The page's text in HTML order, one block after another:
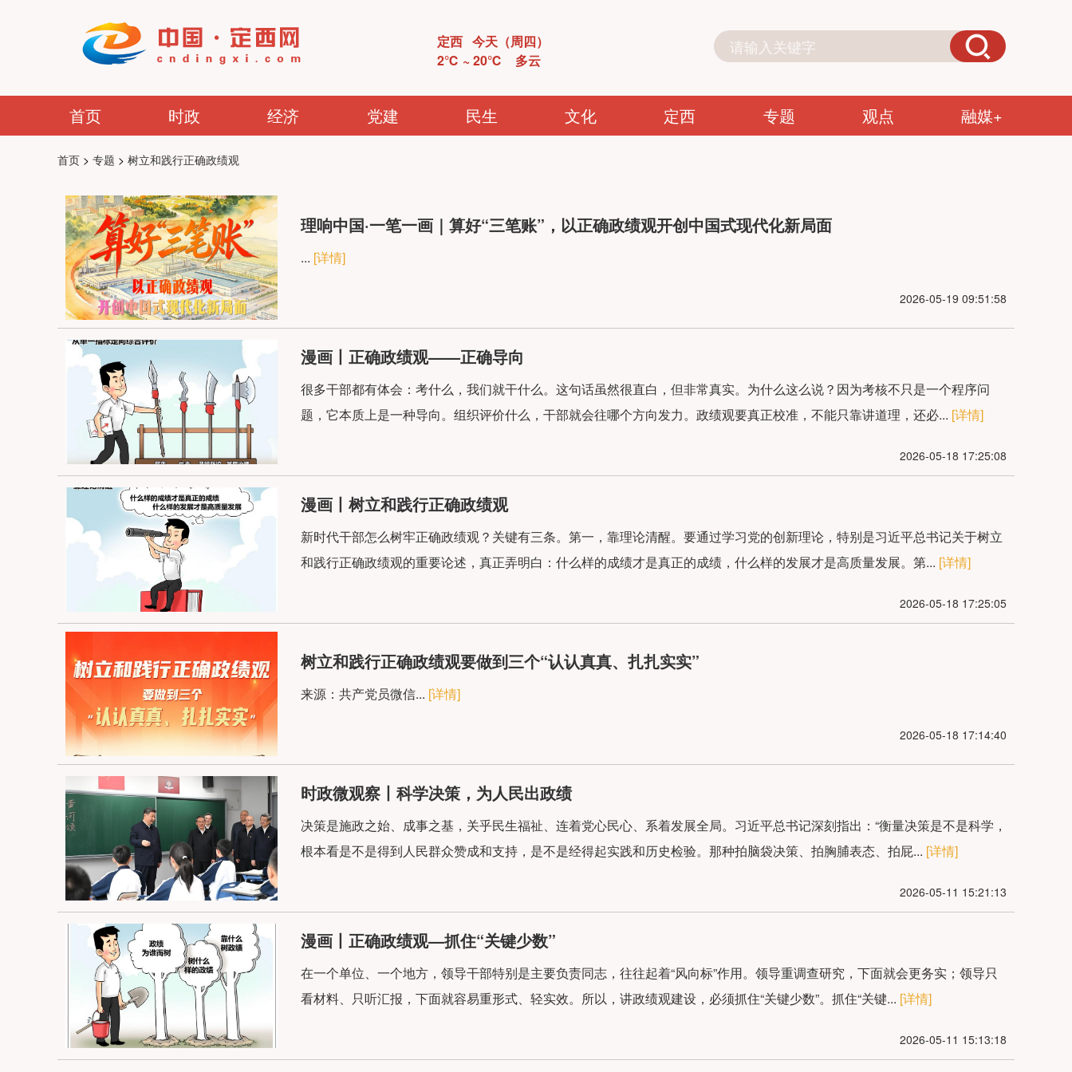
定西 今天（周四）
2℃ ~20℃ 多云
首页 时政 经济 党建 民生 文化 定西 专题 观点 融媒+
首页 > 专题 > 树立和践行正确政绩观
理响中国·一笔一画｜算好“三笔账”，以正确政绩观开创中国式现代化新局面
... [详情]
2026-05-19 09:51:58
漫画丨正确政绩观——正确导向
很多干部都有体会：考什么，我们就干什么。这句话虽然很直白，但非常真实。为什么这么说？因为考核不只是一个程序问
题，它本质上是一种导向。组织评价什么，干部就会往哪个方向发力。政绩观要真正校准，不能只靠讲道理，还必... [详情]
2026-05-18 17:25:08
漫画丨树立和践行正确政绩观
新时代干部怎么树牢正确政绩观？关键有三条。第一，靠理论清醒。要通过学习党的创新理论，特别是习近平总书记关于树立
和践行正确政绩观的重要论述，真正弄明白：什么样的成绩才是真正的成绩，什么样的发展才是高质量发展。第... [详情]
2026-05-18 17:25:05
树立和践行正确政绩观要做到三个“认认真真、扎扎实实”
来源：共产党员微信... [详情]
2026-05-18 17:14:40
​时政微观察丨科学决策，为人民出政绩
决策是施政之始、成事之基，关乎民生福祉、连着党心民心、系着发展全局。习近平总书记深刻指出：“衡量决策是不是科学，
根本看是不是得到人民群众赞成和支持，是不是经得起实践和历史检验。那种拍脑袋决策、拍胸脯表态、拍屁... [详情]
2026-05-11 15:21:13
漫画丨正确政绩观—抓住“关键少数”
在一个单位、一个地方，领导干部特别是主要负责同志，往往起着“风向标”作用。领导重调查研究，下面就会更务实；领导只
看材料、只听汇报，下面就容易重形式、轻实效。所以，讲政绩观建设，必须抓住“关键少数”。抓住“关键... [详情]
2026-05-11 15:13:18